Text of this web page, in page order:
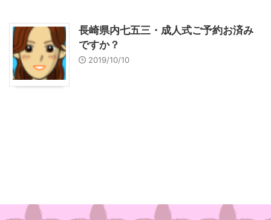
長崎県内七五三・成人式ご予約お済み
ですか？
2019/10/10